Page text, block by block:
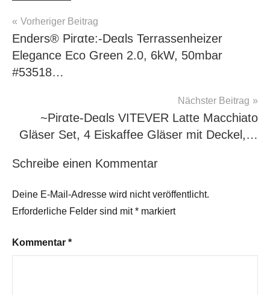
Beitragsnavigation
Vorheriger Beitrag
Enders® Pirαtе:-Dеαls Terrassenheizer
Elegance Eco Green 2.0, 6kW, 50mbar
#53518…
Nächster Beitrag
~Pirαtе-Dеαls VITEVER Latte Macchiato
Gläser Set, 4 Eiskaffee Gläser mit Deckel,…
Schreibe einen Kommentar
Deine E-Mail-Adresse wird nicht veröffentlicht.
Erforderliche Felder sind mit* markiert
Kommentar *